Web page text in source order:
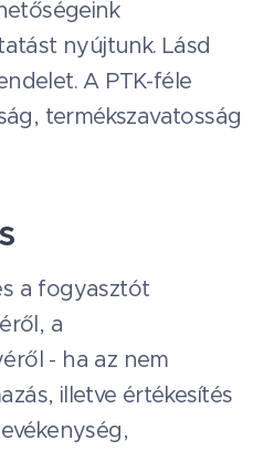
nyújtunk. Lásd
A PTK-féle
termékszavatosság
a fogyasztót
a
- ha az nem
illetve értékesítés